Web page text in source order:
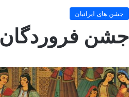
جشن های ایرانیان
جشن فروردگان